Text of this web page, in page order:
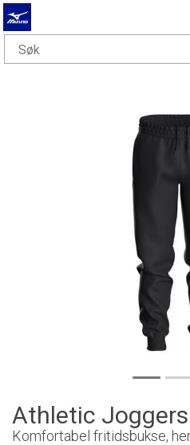
Athletic
Komfortabel fritidsbukse,